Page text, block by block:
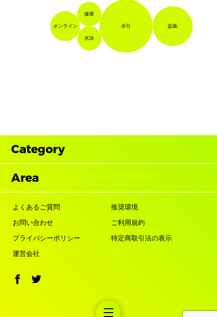
水泳
健康
オンライン
盆栽
水引
Category
Area
よくあるご質問
推奨環境
お問い合わせ
ご利用規約
プライバシーポリシー
特定商取引法の表示
運営会社